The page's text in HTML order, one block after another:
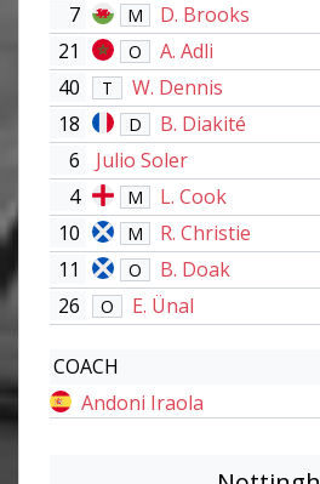
7
M D. Brooks
21 O A. Adli
40 T
W. Dennis
18
D
B. Diakité
6
Julio Soler
4
M L. Cook
10 M R. Christie
11 O
B. Doak
26
O E. Ünal
COACH
Andoni Iraola